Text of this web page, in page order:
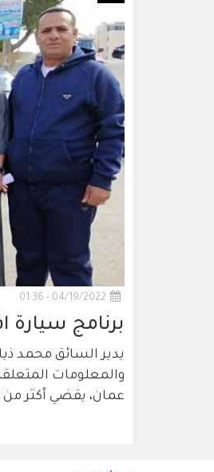
04/19/2022 - 01:36
برنامج
عمان، يقضي أكثر من 15 ساعة